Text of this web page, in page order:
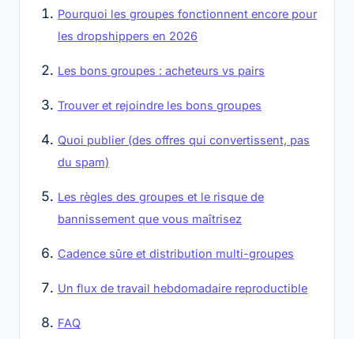
Pourquoi les groupes fonctionnent encore pour
les dropshippers en 2026
Les bons groupes : acheteurs vs pairs
Trouver et rejoindre les bons groupes
Quoi publier (des offres qui convertissent, pas
du spam)
Les règles des groupes et le risque de
bannissement que vous maîtrisez
Cadence sûre et distribution multi-groupes
Un flux de travail hebdomadaire reproductible
FAQ